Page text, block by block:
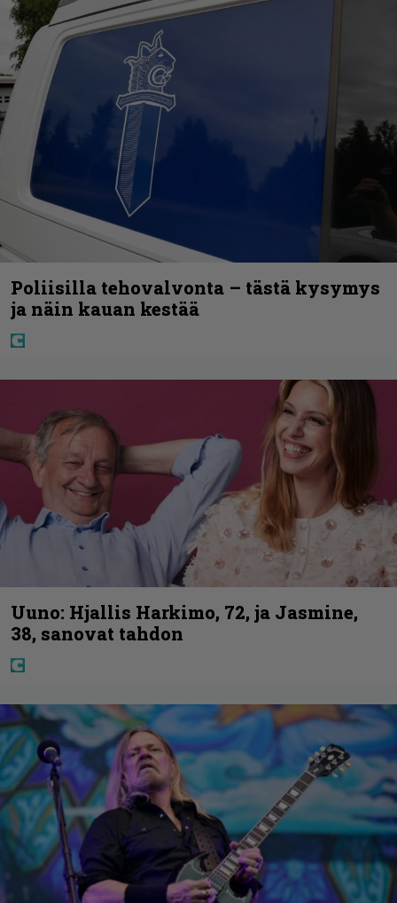
Poliisilla tehovalvonta – tästä kysymys
ja näin kauan kestää
Uuno: Hjallis Harkimo, 72, ja Jasmine,
38, sanovat tahdon